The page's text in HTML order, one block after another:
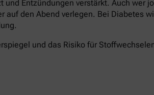
Entzündungen verstärkt. Auch wer
den Abend verlegen. Bei Diabetes
und das Risiko für